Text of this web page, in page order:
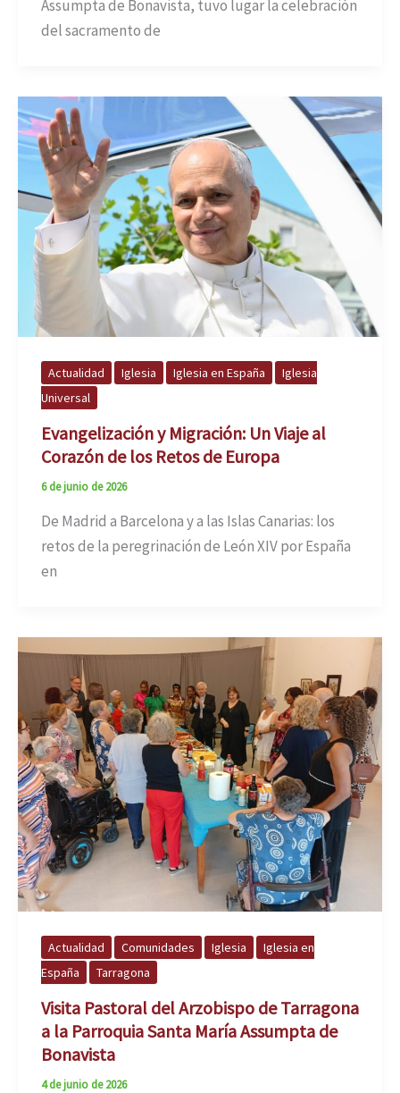
Assumpta de Bonavista, tuvo lugar la celebración
del sacramento de
Actualidad Iglesia Iglesia en España
Iglesia
Universal
Evangelización y Migración: Un Viaje al
Corazón de los Retos de Europa
6 de junio de 2026
De Madrid a Barcelona y a las Islas Canarias: los
retos de la peregrinación de León XIV por España
en
Actualidad Comunidades Iglesia
Iglesia en
España
Tarragona
Visita Pastoral del Arzobispo de Tarragona
a la Parroquia Santa María Assumpta de
Bonavista
4 de junio de 2026